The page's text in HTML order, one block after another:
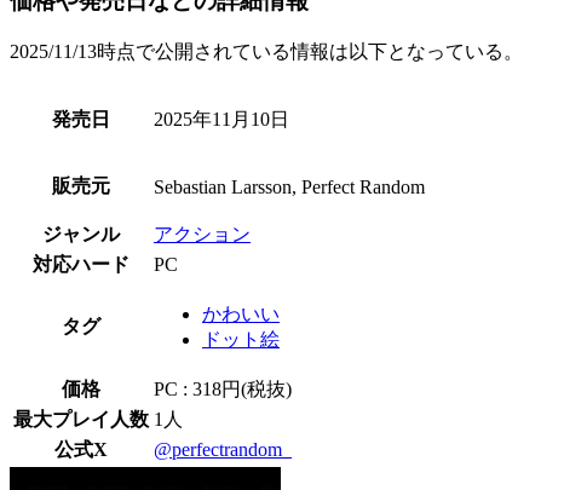
2025/11/13時点で公開されている情報は以下となっている。
発売日 2025年11月10日
販売元 Sebastian Larsson, Perfect Random
ジャンル
アクション
対応ハード
PC
タグ
かわいい
ドット絵
価格
PC : 318円(税抜)
最大プレイ人数 1人
公式X
@perfectrandom_